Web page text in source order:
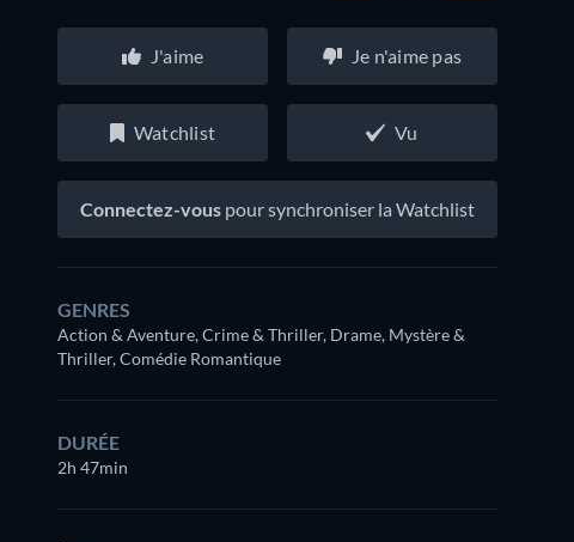
J'aime Je n'aime pas
Watchlist Vu
Connectez-vous pour synchroniser la Watchlist
GENRES
Action & Aventure, Crime & Thriller, Drame, Mystère &
Thriller, Comédie Romantique
DURÉE
2h 47min